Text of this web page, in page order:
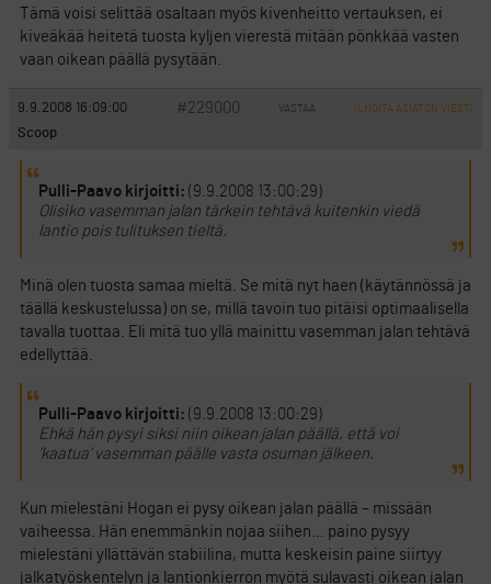
Tämä voisi selittää osaltaan myös kivenheitto vertauksen, ei
kiveäkää heitetä tuosta kyljen vierestä mitään pönkkää vasten
vaan oikean päällä pysytään.
9.9.2008 16:09:00 #229000 VASTAA ILMOITA ASIATON VIESTI
Scoop
Pulli-Paavo kirjoitti: (9.9.2008 13:00:29)
Olisiko vasemman jalan tärkein tehtävä kuitenkin viedä
lantio pois tulituksen tieltä.
Minä olen tuosta samaa mieltä. Se mitä nyt haen (käytännössä ja
täällä keskustelussa) on se, millä tavoin tuo pitäisi optimaalisella
tavalla tuottaa. Eli mitä tuo yllä mainittu vasemman jalan tehtävä
edellyttää.
Pulli-Paavo kirjoitti: (9.9.2008 13:00:29)
Ehkä hän pysyi siksi niin oikean jalan päällä, että voi
’kaatua’ vasemman päälle vasta osuman jälkeen.
Kun mielestäni Hogan ei pysy oikean jalan päällä – missään
vaiheessa. Hän enemmänkin nojaa siihen… paino pysyy
mielestäni yllättävän stabiilina, mutta keskeisin paine siirtyy
jalkatyöskentelyn ja lantionkierron myötä sulavasti oikean jalan